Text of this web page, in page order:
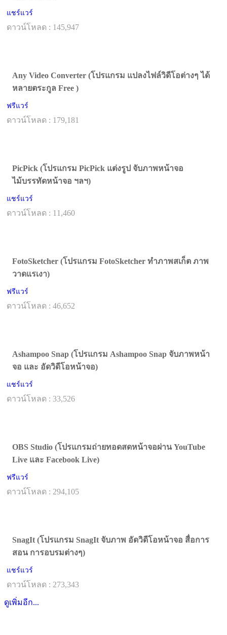
แชร์แวร์
ดาวน์โหลด : 145,947
Any Video Converter (โปรแกรม แปลงไฟล์วิดีโอต่างๆ ได้
หลายตระกูล Free )
ฟรีแวร์
ดาวน์โหลด : 179,181
PicPick (โปรแกรม PicPick แต่งรูป จับภาพหน้าจอ
ไม้บรรทัดหน้าจอ ฯลฯ)
แชร์แวร์
ดาวน์โหลด : 11,460
FotoSketcher (โปรแกรม FotoSketcher ทำภาพสเก็ต ภาพ
วาดแรเงา)
ฟรีแวร์
ดาวน์โหลด : 46,652
Ashampoo Snap (โปรแกรม Ashampoo Snap จับภาพหน้า
จอ และ อัดวิดีโอหน้าจอ)
แชร์แวร์
ดาวน์โหลด : 33,526
OBS Studio (โปรแกรมถ่ายทอดสดหน้าจอผ่าน YouTube
Live และ Facebook Live)
ฟรีแวร์
ดาวน์โหลด : 294,105
SnagIt (โปรแกรม SnagIt จับภาพ อัดวิดีโอหน้าจอ สื่อการ
สอน การอบรมต่างๆ)
แชร์แวร์
ดาวน์โหลด : 273,343
ดูเพิ่มอีก...